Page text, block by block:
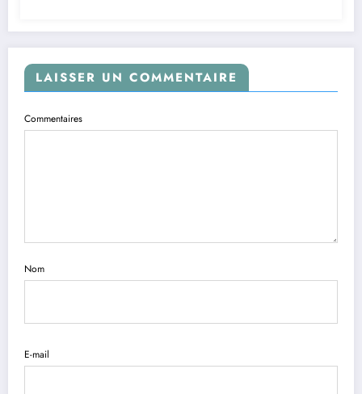
LAISSER UN COMMENTAIRE
Commentaires
Nom
E-mail